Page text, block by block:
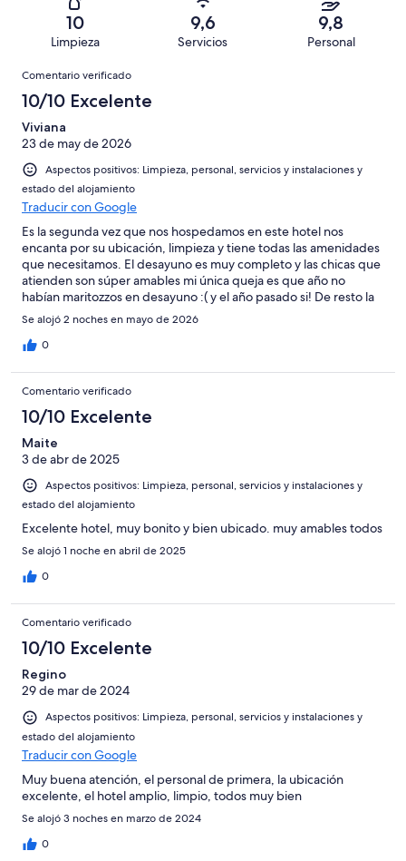
puntuación
puntuación
puntuación
Normal
una
puntuación
Mediocre
283
una
puntuación
de
Horrible
10
Limpieza
9,6
Servicios
9,8
Personal
Comentarios
Comentario verificado
10/10 Excelente
Viviana
23 de may de 2026
Aspectos positivos: Limpieza, personal, servicios y instalaciones y
estado del alojamiento
Traducir con Google
Es la segunda vez que nos hospedamos en este hotel nos
encanta por su ubicación, limpieza y tiene todas las amenidades
que necesitamos. El desayuno es muy completo y las chicas que
atienden son súper amables mi única queja es que año no
habían maritozzos en desayuno :( y el año pasado si! De resto la
estancia fue perfecta.
Se alojó 2 noches en mayo de 2026
0
Comentario verificado
10/10 Excelente
Maite
3 de abr de 2025
Aspectos positivos: Limpieza, personal, servicios y instalaciones y
estado del alojamiento
Excelente hotel, muy bonito y bien ubicado. muy amables todos
Se alojó 1 noche en abril de 2025
0
Comentario verificado
10/10 Excelente
Regino
29 de mar de 2024
Aspectos positivos: Limpieza, personal, servicios y instalaciones y
estado del alojamiento
Traducir con Google
Muy buena atención, el personal de primera, la ubicación
excelente, el hotel amplio, limpio, todos muy bien
Se alojó 3 noches en marzo de 2024
0